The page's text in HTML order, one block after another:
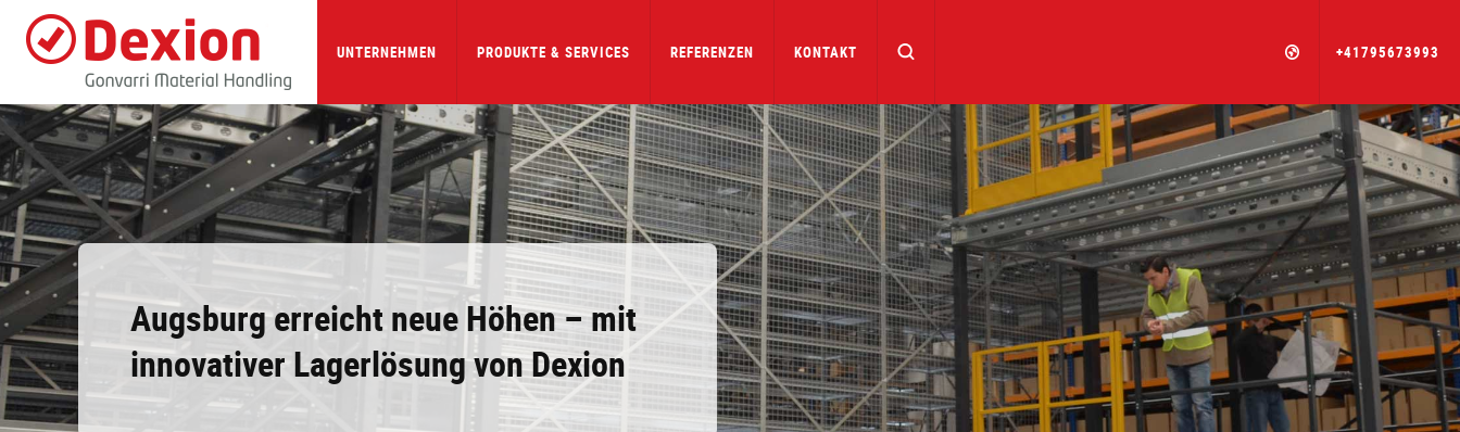
main
UNTERNEHMEN PRODUKTE & SERVICES REFERENZEN KONTAKT +41795673993
Augsburg erreicht neue Höhen – mit
innovativer Lagerlösung von Dexion